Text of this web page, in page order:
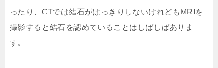
ったり、CTでは結石がはっきりしないけれどもMRIを
撮影すると結石を認めていることはしばしばありま
す。